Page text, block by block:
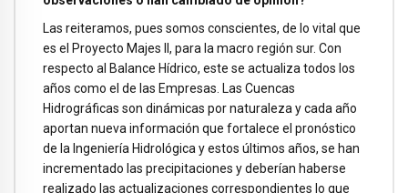
Las reiteramos, pues somos conscientes, de lo vital que
es el Proyecto Majes II, para la macro región sur. Con
respecto al Balance Hídrico, este se actualiza todos los
años como el de las Empresas. Las Cuencas
Hidrográficas son dinámicas por naturaleza y cada año
aportan nueva información que fortalece el pronóstico
de la Ingeniería Hidrológica y estos últimos años, se han
incrementado las precipitaciones y deberían haberse
realizado las actualizaciones correspondientes lo que